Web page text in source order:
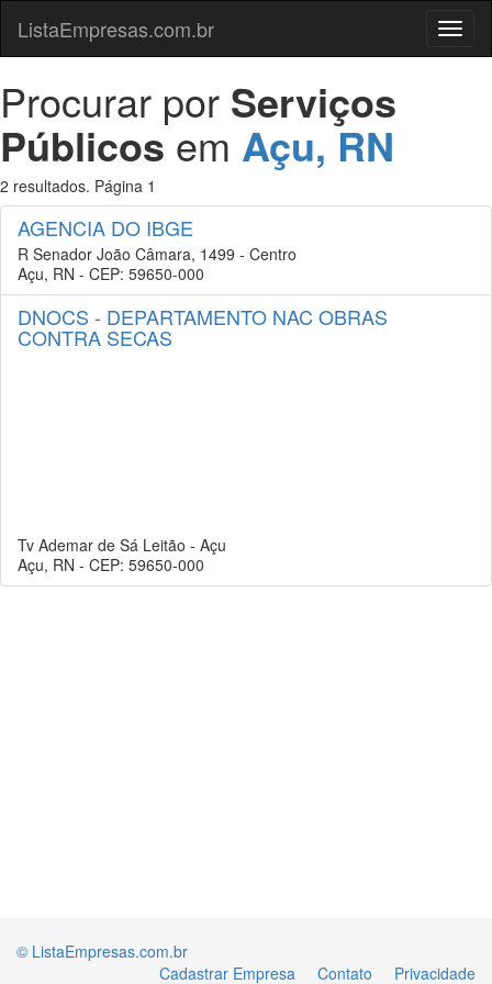
Menu
ListaEmpresas.com.br
Procurar por Serviços
Públicosem Açu, RN
2 resultados. Página 1
AGENCIA DO IBGE
R Senador João Câmara, 1499 - Centro
Açu, RN - CEP: 59650-000
DNOCS - DEPARTAMENTO NAC OBRAS
CONTRA SECAS
Tv Ademar de Sá Leitão - Açu
Açu, RN - CEP: 59650-000
© ListaEmpresas.com.br
Cadastrar Empresa
Contato Privacidade